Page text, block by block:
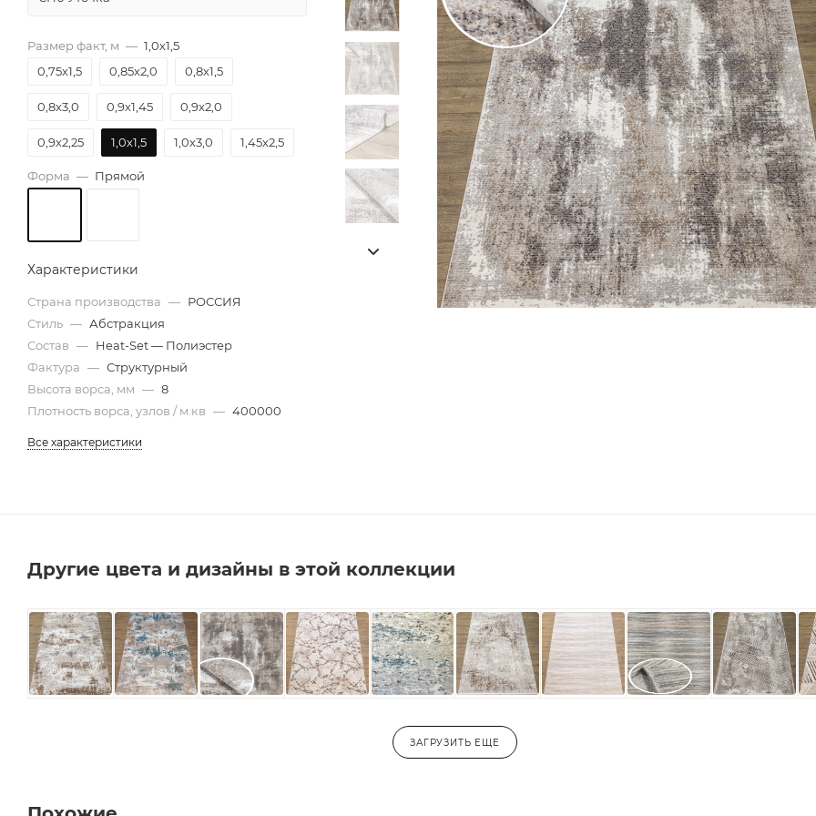
Размер факт, м — 1,0х1,5
0,75х1,5
0,85х2,0 0,8х1,5
0,8х3,0 0,9х1,45 0,9х2,0
0,9х2,25 1,0х1,5 1,0х3,0 1,45х2,5
Форма — Прямой
Характеристики
Страна производства — РОССИЯ
Стиль — Абстракция
Состав — Heat-Set — Полиэстер
Фактура — Структурный
Высота ворса, мм — 8
Плотность ворса, узлов / м.кв — 400000
Все характеристики
Другие цвета и дизайны в этой коллекции
ЗАГРУЗИТЬ ЕЩЕ